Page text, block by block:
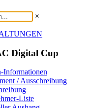
×
Digital Cup
Informationen
/ Ausschreibung
Liste